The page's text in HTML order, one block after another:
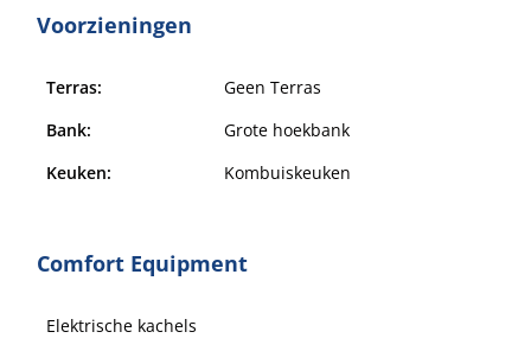
Voorzieningen
Terras:
Geen Terras
Bank:
Grote hoekbank
Keuken:
Kombuiskeuken
Comfort Equipment
Elektrische kachels